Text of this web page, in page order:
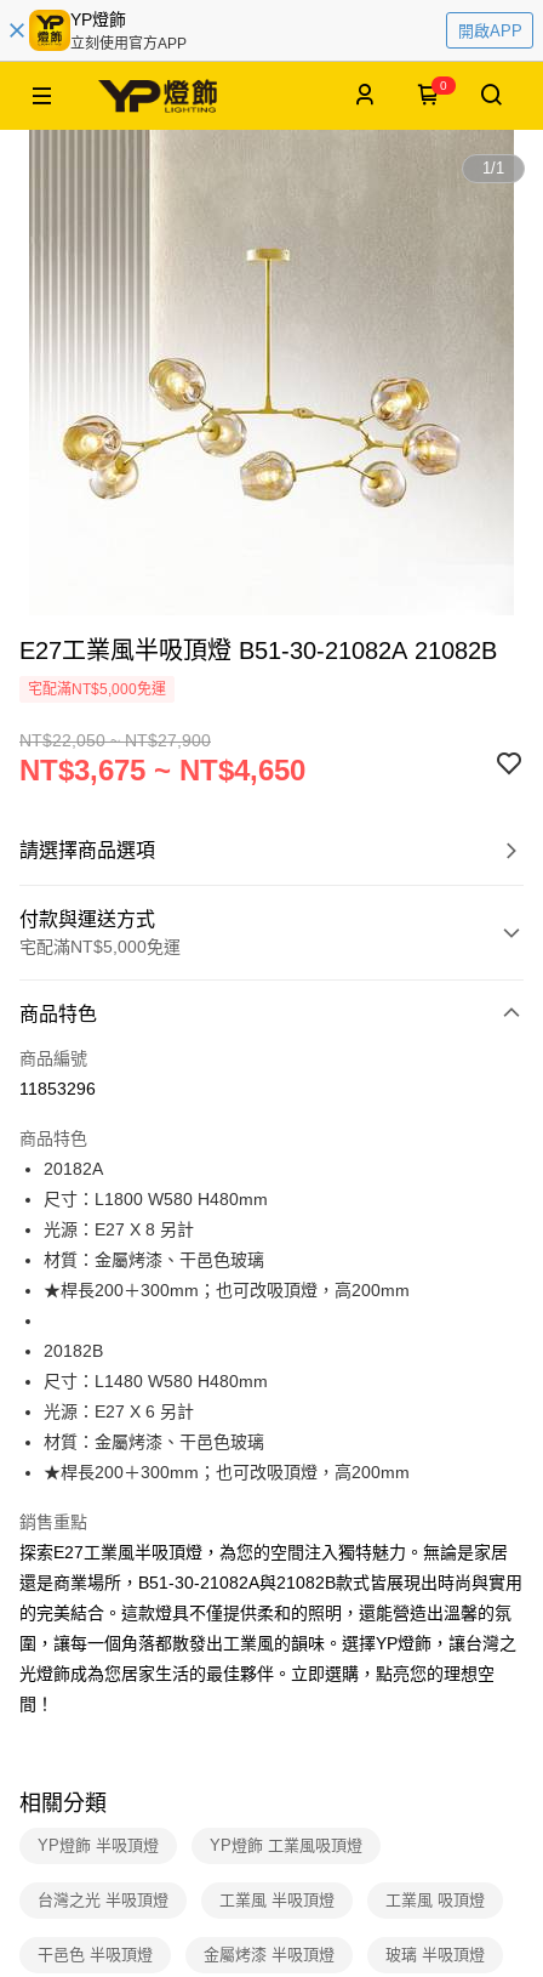
YP燈飾
立刻使用官方APP
開啟APP
0
1/1
E27工業風半吸頂燈 B51-30-21082A 21082B
宅配滿NT$5,000免運
NT$22,050 ~ NT$27,900
NT$3,675 ~ NT$4,650
請選擇商品選項
付款與運送方式
宅配滿NT$5,000免運
信用卡一次付款
LINE Pay
街口支付
悠遊付
Google Pay
全盈+PAY
AFTEE先享後付
相關說明
【關於「AFTEE先享後付」】
AFTEE先享後付是「在收到商品之後才付款」的支付方式。 讓您購物簡單
便利好安心！
１．簡單：不需註冊會員、不需綁卡、不需儲值。
【「AFTEE先享後付」結帳流程】
１．於結帳方式選擇「AFTEE先享後付」後，將跳轉至「AFTEE先享後付」
結帳頁面，進行簡訊認證並確認金額後，即可完成結帳。
２．訂單成立數日內，您將收到繳費通知簡訊。
３．收到繳費通知簡訊後14天內，點擊此簡訊中的連結，可透過四大超商／
ATM／網路銀行／等多元方式進行付款，方視為交易完成。
※ 請注意：結帳手續完成當下不需立刻繳費，但若您需要取消訂單，請聯絡
購買商品的店家。未經商家同意取消之訂單仍視為有效，需透過AFTEE先享
客戶支援中心」
【注意事項】
１．透過由恩沛科技股份有限公司提供之「AFTEE先享後付」服務完成之交
權轉讓予恩沛科技股份有限公司。
https://aftee.tw/terms/#terms3
３．未成年的使用者請事先徵得法定代理人或監護人之同意方可使用
ATM付款
運送方式
新竹貨運宅配
每筆NT$180，滿NT$5,000(含以上)免運費
商品特色
商品編號
11853296
商品特色
20182A
尺寸：L1800 W580 H480mm
光源：E27 X 8 另計
材質：金屬烤漆、干邑色玻璃
★桿長200＋300mm；也可改吸頂燈，高200mm
20182B
尺寸：L1480 W580 H480mm
光源：E27 X 6 另計
材質：金屬烤漆、干邑色玻璃
★桿長200＋300mm；也可改吸頂燈，高200mm
銷售重點
探索E27工業風半吸頂燈，為您的空間注入獨特魅力。無論是家居
還是商業場所，B51-30-21082A與21082B款式皆展現出時尚與實用
的完美結合。這款燈具不僅提供柔和的照明，還能營造出溫馨的氛
圍，讓每一個角落都散發出工業風的韻味。選擇YP燈飾，讓台灣之
光燈飾成為您居家生活的最佳夥伴。立即選購，點亮您的理想空
間！
相關分類
YP燈飾 半吸頂燈 YP燈飾 工業風吸頂燈
台灣之光 半吸頂燈 工業風 半吸頂燈 工業風 吸頂燈
干邑色 半吸頂燈 金屬烤漆 半吸頂燈 玻璃 半吸頂燈